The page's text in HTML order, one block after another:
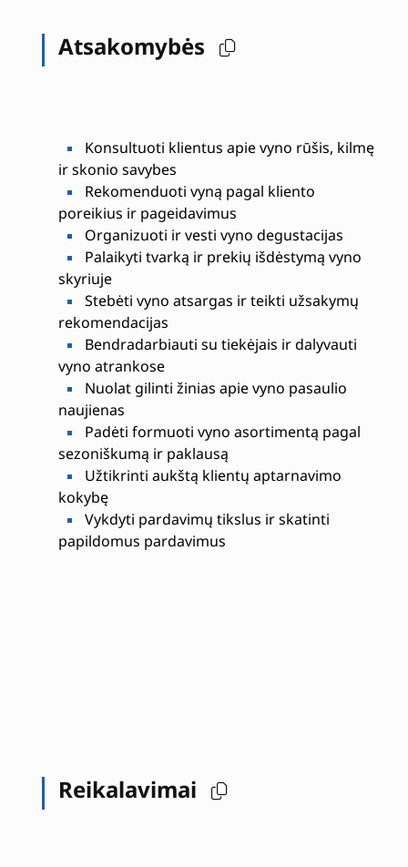
Atsakomybės
Konsultuoti klientus apie vyno rūšis, kilmę
ir skonio savybes
Rekomenduoti vyną pagal kliento
poreikius ir pageidavimus
Organizuoti ir vesti vyno degustacijas
Palaikyti tvarką ir prekių išdėstymą vyno
skyriuje
Stebėti vyno atsargas ir teikti užsakymų
rekomendacijas
Bendradarbiauti su tiekėjais ir dalyvauti
vyno atrankose
Nuolat gilinti žinias apie vyno pasaulio
naujienas
Padėti formuoti vyno asortimentą pagal
sezoniškumą ir paklausą
Užtikrinti aukštą klientų aptarnavimo
kokybę
Vykdyti pardavimų tikslus ir skatinti
papildomus pardavimus
Reikalavimai